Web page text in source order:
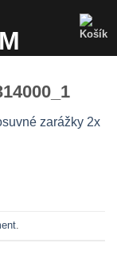
zarážky 2x